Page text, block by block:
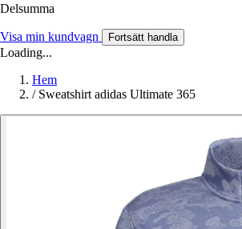
Delsumma
Visa min kundvagn Fortsätt handla
Loading...
Hem
/ Sweatshirt adidas Ultimate 365